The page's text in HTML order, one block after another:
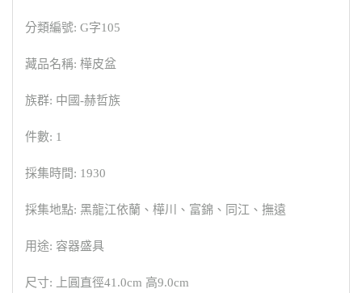
分類編號: G字105
藏品名稱: 樺皮盆
族群: 中國-赫哲族
件數: 1
採集時間: 1930
採集地點: 黑龍江依蘭、樺川、富錦、同江、撫遠
用途: 容器盛具
尺寸: 上圓直徑41.0cm 高9.0cm